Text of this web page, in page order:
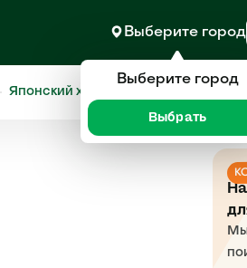
Выберите город
Японский хин
Мы
Выберите город
Выбрать